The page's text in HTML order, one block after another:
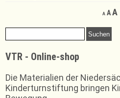
Afont
A
size.
A
Suchen
nach:
VTR - Online-shop
Die Materialien der
Kinderturnstiftung bringen